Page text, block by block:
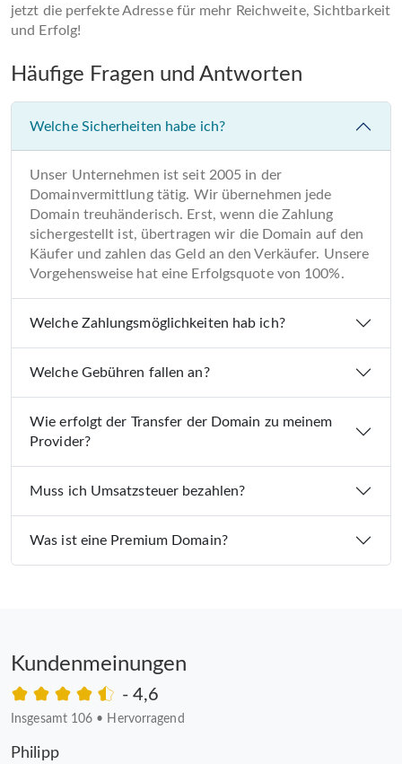
jetzt die perfekte Adresse für mehr Reichweite, Sichtbarkeit
und Erfolg!
Häufige Fragen und Antworten
Welche Sicherheiten habe ich?
Unser Unternehmen ist seit 2005 in der
Domainvermittlung tätig. Wir übernehmen jede
Domain treuhänderisch. Erst, wenn die Zahlung
sichergestellt ist, übertragen wir die Domain auf den
Käufer und zahlen das Geld an den Verkäufer. Unsere
Vorgehensweise hat eine Erfolgsquote von 100%.
Welche Zahlungsmöglichkeiten hab ich?
Welche Gebühren fallen an?
Wie erfolgt der Transfer der Domain zu meinem
Provider?
Muss ich Umsatzsteuer bezahlen?
Was ist eine Premium Domain?
Kundenmeinungen
- 4,6
Insgesamt 106 • Hervorragend
Philipp